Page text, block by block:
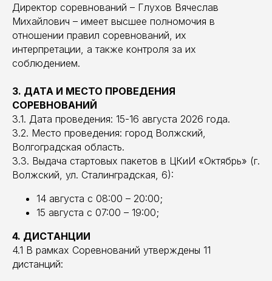
Директор соревнований – Глухов Вячеслав
Михайлович – имеет высшее полномочия в
отношении правил соревнований, их
интерпретации, а также контроля за их
соблюдением.
3. ДАТА И МЕСТО ПРОВЕДЕНИЯ
СОРЕВНОВАНИЙ
3.1. Дата проведения: 15-16 августа 2026 года.
3.2. Место проведения: город Волжский,
Волгоградская область.
3.3. Выдача стартовых пакетов в ЦКиИ «Октябрь» (г.
Волжский, ул. Сталинградская, 6):
14 августа с 08:00 – 20:00;
15 августа с 07:00 – 19:00;
4. ДИСТАНЦИИ
4.1 В рамках Соревнований утверждены 11
дистанций: